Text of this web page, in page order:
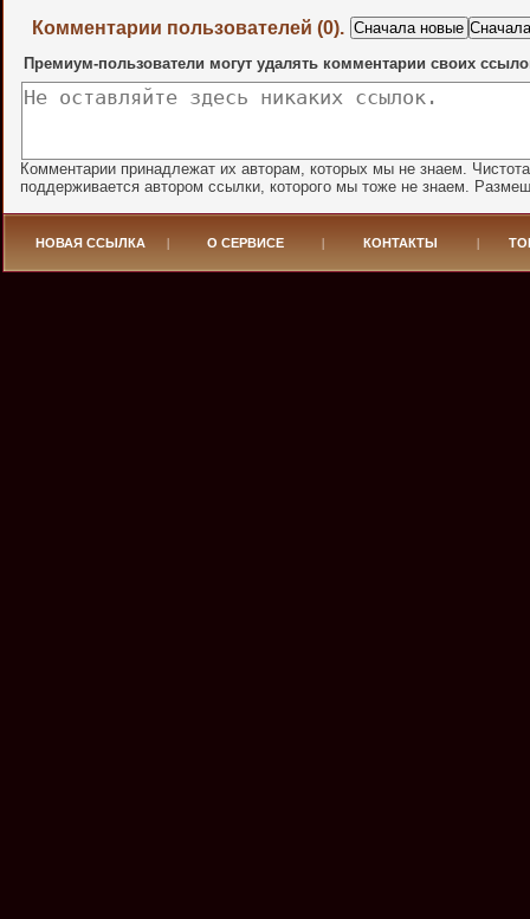
Комментарии пользователей (0).
Премиум-пользователи могут удалять комментарии своих
Комментарии принадлежат их авторам, которых мы не знаем.
поддерживается автором ссылки, которого мы тоже не знаем.
НОВАЯ ССЫЛКА О СЕРВИСЕ КОНТАКТЫ